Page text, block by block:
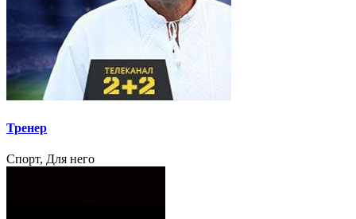
Тренер
Спорт, Для него